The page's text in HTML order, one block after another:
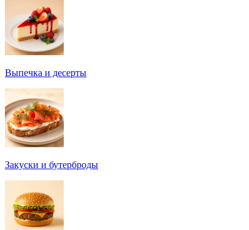
Выпечка и десерты
Закуски и бутерброды